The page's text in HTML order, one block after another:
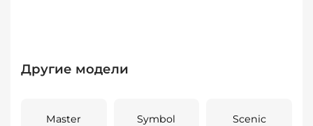
Другие модели
Master Symbol Scenic